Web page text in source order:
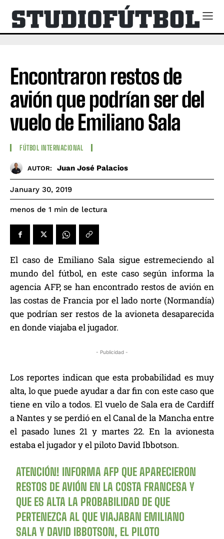
Encontraron restos de
avión que podrían ser del
vuelo de Emiliano Sala
FÚTBOL INTERNACIONAL
AUTOR: Juan José Palacios
January 30, 2019
menos de 1 min de lectura
El caso de Emiliano Sala sigue estremeciendo al
mundo del fútbol, en este caso según informa la
agencia AFP, se han encontrado restos de avión en
las costas de Francia por el lado norte (Normandía)
que podrían ser restos de la avioneta desaparecida
en donde viajaba el jugador.
- Publicidad -
Los reportes indican que esta probabilidad es muy
alta, lo que puede ayudar a dar fin con este caso que
tiene en vilo a todos. El vuelo de Sala era de Cardiff
a Nantes y se perdió en el Canal de la Mancha entre
el pasado lunes 21 y martes 22. En la avionesta
estaba el jugador y el piloto David Ibbotson.
ATENCIÓN! INFORMA AFP QUE APARECIERON
RESTOS DE AVIÓN EN LA COSTA FRANCESA Y
QUE ES ALTA LA PROBABILIDAD DE QUE
PERTENEZCA AL QUE VIAJABAN EMILIANO
SALA Y DAVID IBBOTSON, EL PILOTO